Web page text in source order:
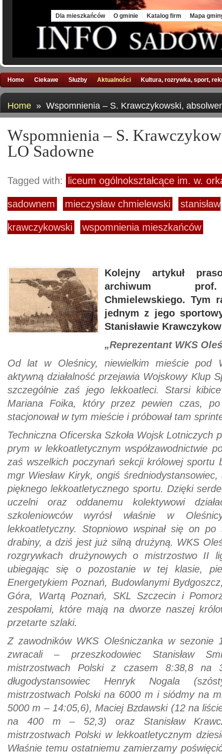
Dla mieszkańców O gminie Katalog firm Mapa
Home Ciekawe Służby Aktualności Kultura, rozrywka, sport,
Home » Wspomnienia – S. Krawczykowski,
Wspomnienia – S.
LO Sadowne
Tagged with: liceum ogólnokształcące im. w.
sadownem mieczysław chmielewski stanisław
krawczykowski wspomnienia mieszkańców
Kolejny artykuł
archiwum prof.
Chmielewskiego. Tym
jednym z jego
Stanisławie
„Reprezentant WKS
Od lat w Oleśnicy, niewielkim mieście pod
aktywną działalność przejawia Wojskowy Klup
szczególnie zaś jego lekkoatleci. Starsi
Mariana Foika, który przez pewien czas, po
stacjonował w tym mieście i próbował tam
Techniczna Oficerska Szkoła Wojsk Lotniczych
prym w lekkoatletycznym współzawodnictwie
zaś wszelkich poczynań sekcji królowej sportu
mgr Wiesław Kiryk, ongiś
pięknego lekkoatletycznego sportu. Dzięki
uczelni oraz oddanemu kolektywowi
szkoleniowców wyrósł właśnie w
lekkoatletyczny. Stopniowo wspinał się on
drabiny, a dziś jest już silną drużyną. WKS
rozgrywkach drużynowych o mistrzostwo II
ubiegając się o pozostanie w tej klasie,
Energetykiem Poznań, Budowlanymi
Góra, Wartą Poznań, SKL Szczecin i
zespołami, które mają na dworze naszej
przetarte szlaki.
Z zawodników WKS Oleśniczanka w sezonie
zwracali – przeszkodowiec Stanisław
mistrzostwach Polski z czasem 8:38,8 na
długodystansowiec Henryk Nogala
mistrzostwach Polski na 6000 m i siódmy na
5000 m – 14:05,6), Maciej Bzdawski (12 na
na 400 m – 52,3) oraz Stanisław
mistrzostwach Polski w lekkoatletycznym
Właśnie temu ostatniemu zamierzamy